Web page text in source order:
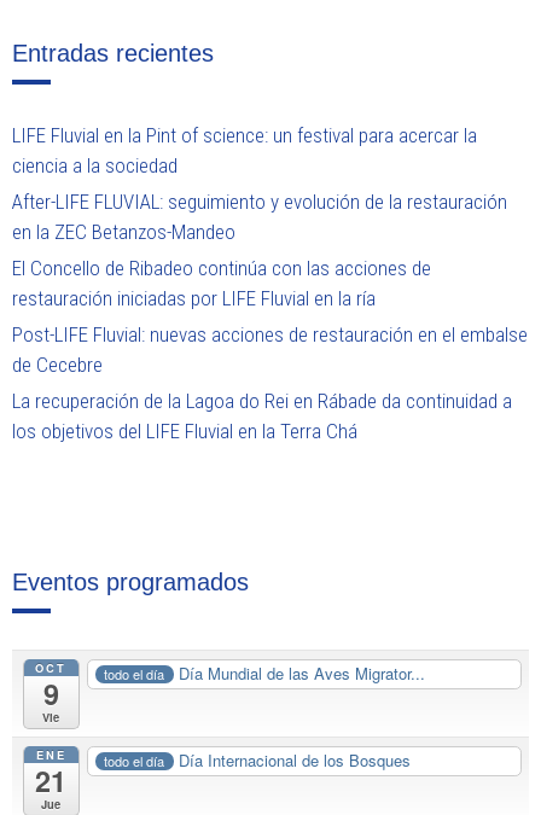
Entradas recientes
LIFE Fluvial en la Pint of science: un festival para acercar la
ciencia a la sociedad
After-LIFE FLUVIAL: seguimiento y evolución de la restauración
en la ZEC Betanzos-Mandeo
El Concello de Ribadeo continúa con las acciones de
restauración iniciadas por LIFE Fluvial en la ría
Post-LIFE Fluvial: nuevas acciones de restauración en el embalse
de Cecebre
La recuperación de la Lagoa do Rei en Rábade da continuidad a
los objetivos del LIFE Fluvial en la Terra Chá
Eventos programados
OCT
9
Vie
todo el día Día Mundial de las Aves Migrator...
ENE
21
Jue
todo el día Día Internacional de los Bosques